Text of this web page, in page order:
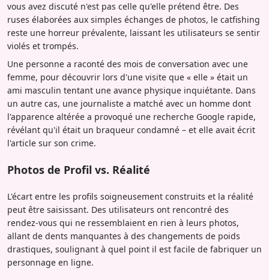
vous avez discuté n'est pas celle qu'elle prétend être. Des
ruses élaborées aux simples échanges de photos, le catfishing
reste une horreur prévalente, laissant les utilisateurs se sentir
violés et trompés.
Une personne a raconté des mois de conversation avec une
femme, pour découvrir lors d'une visite que « elle » était un
ami masculin tentant une avance physique inquiétante. Dans
un autre cas, une journaliste a matché avec un homme dont
l'apparence altérée a provoqué une recherche Google rapide,
révélant qu'il était un braqueur condamné – et elle avait écrit
l'article sur son crime.
Photos de Profil vs. Réalité
L'écart entre les profils soigneusement construits et la réalité
peut être saisissant. Des utilisateurs ont rencontré des
rendez-vous qui ne ressemblaient en rien à leurs photos,
allant de dents manquantes à des changements de poids
drastiques, soulignant à quel point il est facile de fabriquer un
personnage en ligne.